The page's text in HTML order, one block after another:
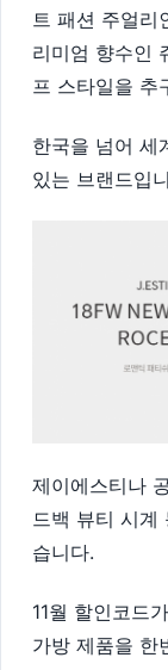
트 패션 주얼리
리미엄 향수인
프 스타일을 추
한국을 넘어 세
있는 브랜드입
제이에스티나
드백 뷰티 시계
습니다.
11월 할인코드
가방 제품을 한